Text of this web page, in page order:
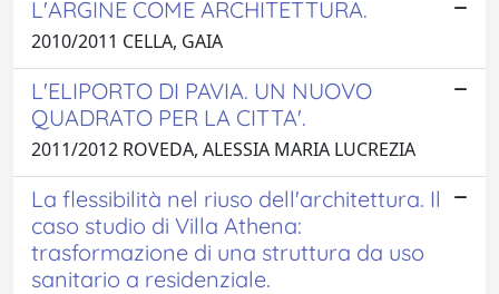
L'ARGINE COME ARCHITETTURA.
2010/2011 CELLA, GAIA
L'ELIPORTO DI PAVIA. UN NUOVO
QUADRATO PER LA CITTA'.
2011/2012 ROVEDA, ALESSIA MARIA LUCREZIA
La flessibilità nel riuso dell'architettura. Il
caso studio di Villa Athena:
trasformazione di una struttura da uso
sanitario a residenziale.